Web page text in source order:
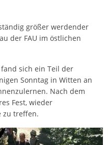
größer werdender
der FAU im östlichen
sich ein Teil der
Sonntag in Witten an
Nach dem
Fest, wieder
zu treffen.